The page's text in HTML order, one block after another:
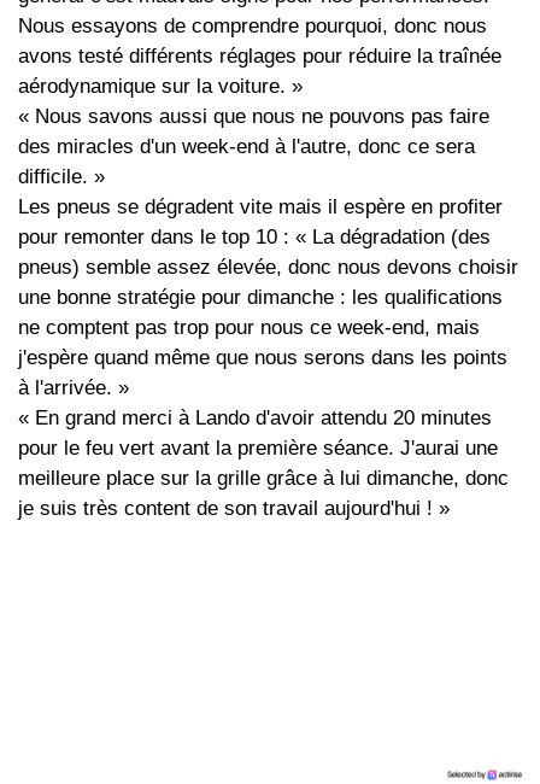
Nous essayons de comprendre pourquoi, donc nous
avons testé différents réglages pour réduire la traînée
aérodynamique sur la voiture. »
« Nous savons aussi que nous ne pouvons pas faire
des miracles d'un week-end à l'autre, donc ce sera
difficile. »
Les pneus se dégradent vite mais il espère en profiter
pour remonter dans le top 10 : « La dégradation (des
pneus) semble assez élevée, donc nous devons choisir
une bonne stratégie pour dimanche : les qualifications
ne comptent pas trop pour nous ce week-end, mais
j'espère quand même que nous serons dans les points
à l'arrivée. »
« En grand merci à Lando d'avoir attendu 20 minutes
pour le feu vert avant la première séance. J'aurai une
meilleure place sur la grille grâce à lui dimanche, donc
je suis très content de son travail aujourd'hui ! »